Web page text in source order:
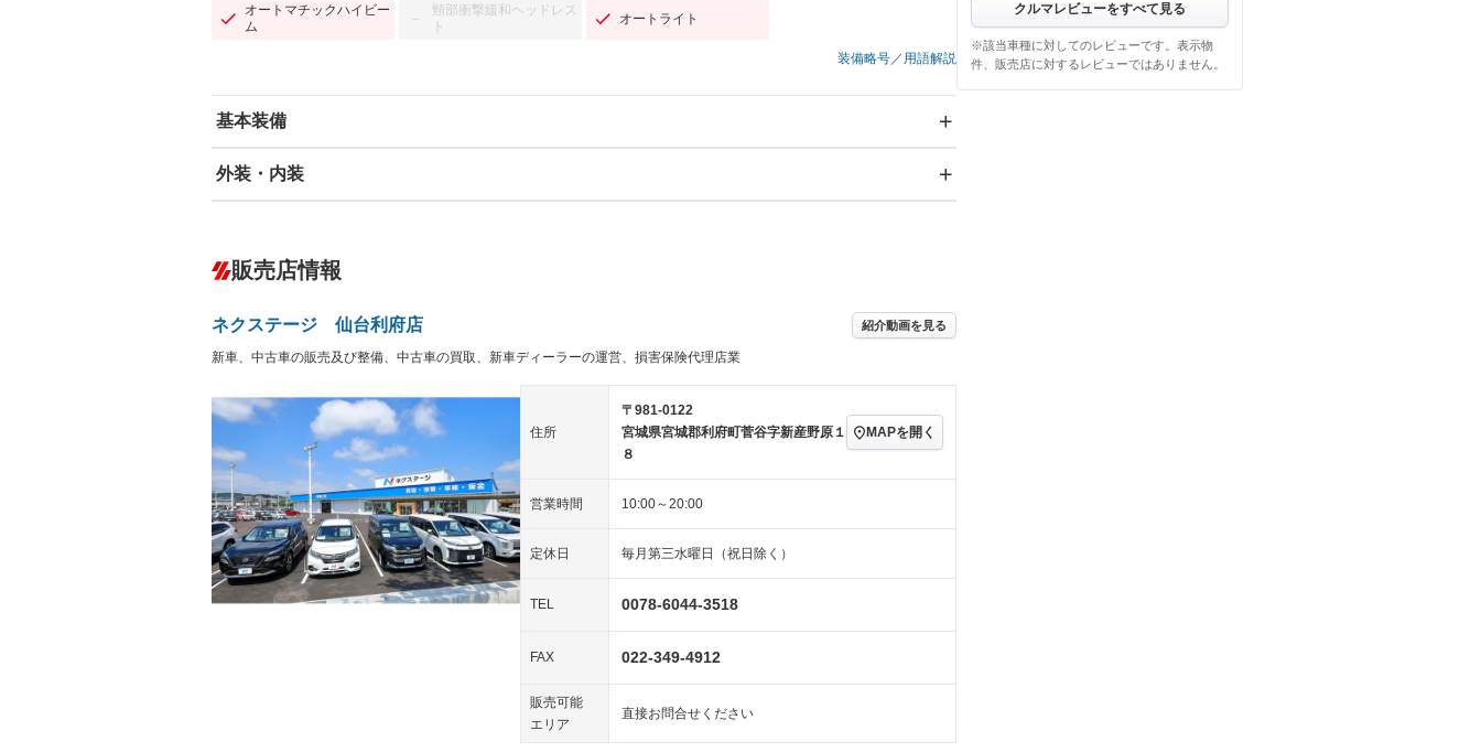
オートマチックハイビー
ム
－
頸部衝撃緩和ヘッドレス
ト
オートライト
装備略号／用語解説
基本装備
エアバッグ：運転席/助手席/サイド
－ ダウンヒルアシストコントロール
Bluetooth接続 － センターデフロック
装備略号／用語解説
外装・内装
オーディオ：CDまたはCDチェンジャー／ミュージック
プレイヤー接続可
－
ヘッドライトウォッシャ
ー
－ キーレス
LEDヘッドランプ － HID(キセノンライト) － ポータブルナビ
ETC － エアロ スマートキー
－ ランフラットタイヤ － 3列シート － ベンチシート
フルフラットシート － チップアップシート
シートヒーター － ウォークスルー
フロントカメラ － シートエアコン 全周囲カメラ
－ ルーフレール － エアサスペンション
販売店情報
ネクステージ 仙台利府店 紹介動画を見る
新車、中古車の販売及び整備、中古車の買取、新車ディーラーの運営、損害保険代理店業
住所
〒981-0122
宮城県宮城郡利府町菅谷字新産野原１
８
MAPを開く
営業時間 10:00～20:00
定休日 毎月第三水曜日（祝日除く）
TEL 0078-6044-3518
FAX 022-349-4912
販売可能
エリア
直接お問合せください
クルマレビューをすべて見る
※該当車種に対してのレビューです。表示物
件、販売店に対するレビューではありません。